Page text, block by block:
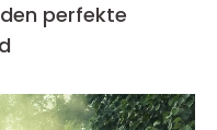
perfekte